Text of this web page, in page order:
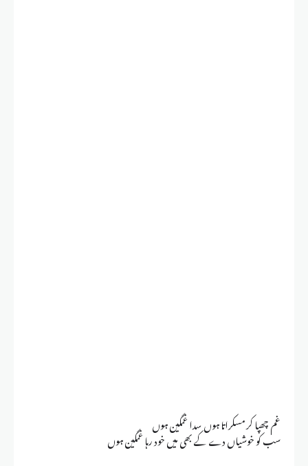
غم چھپا کر مسکراتا ہوں سدا غمگین ہوں
سب کو خوشیاں دے کے بھی میں خود رہا غمگین ہوں